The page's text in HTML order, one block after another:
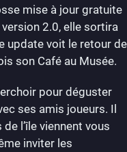
mise à jour gratuite
2.0, elle sortira
update voit le retour de
son Café au Musée.
pour déguster
ses amis joueurs. Il
l’île viennent vous
inviter les